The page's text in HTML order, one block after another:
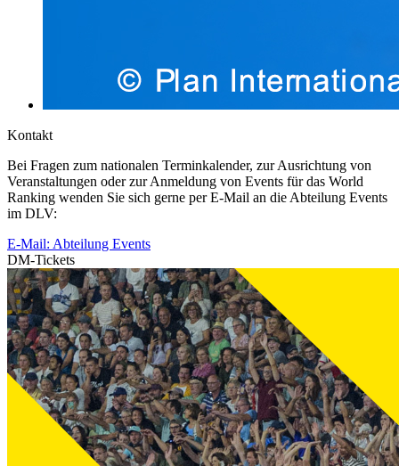
Kontakt
Bei Fragen zum nationalen Terminkalender, zur Ausrichtung von
Veranstaltungen oder zur Anmeldung von Events für das World
Ranking wenden Sie sich gerne per E-Mail an die Abteilung Events
im DLV:
E-Mail: Abteilung Events
DM-Tickets